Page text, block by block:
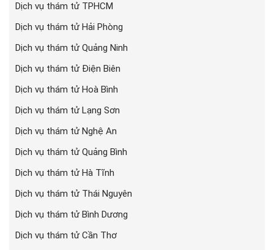
Dịch vụ thám tử TPHCM
Dịch vụ thám tử Hải Phòng
Dịch vụ thám tử Quảng Ninh
Dịch vụ thám tử Điện Biên
Dịch vụ thám tử Hoà Bình
Dịch vụ thám tử Lạng Sơn
Dịch vụ thám tử Nghệ An
Dịch vụ thám tử Quảng Bình
Dịch vụ thám tử Hà Tĩnh
Dịch vụ thám tử Thái Nguyên
Dịch vụ thám tử Bình Dương
Dịch vụ thám tử Cần Thơ